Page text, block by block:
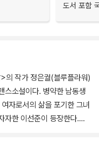
도서 포함
의 작가 정은궐(블루플라워)
스소설이다. 병약한 남동생
자로서의 삶을 포기한 그녀
자한 이선준이 등장한다.